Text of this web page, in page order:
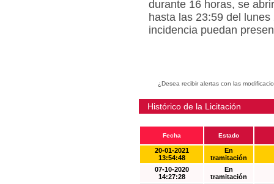
durante 16 horas, se
hasta las 23:59 del
incidencia puedan
¿Desea recibir alertas con las
Histórico de la Licitación
Fecha Estado
20-01-2021
13:54:48
En
tramitación
07-10-2020
14:27:28
En
tramitación